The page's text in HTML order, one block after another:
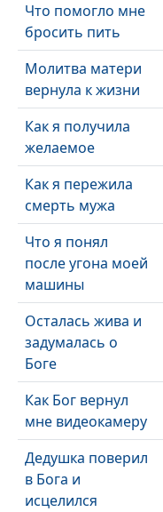
Что помогло мне
бросить пить
Молитва матери
вернула к жизни
Как я получила
желаемое
Как я пережила
смерть мужа
Что я понял
после угона моей
машины
Осталась жива и
задумалась о
Боге
Как Бог вернул
мне видеокамеру
Дедушка поверил
в Бога и
исцелился